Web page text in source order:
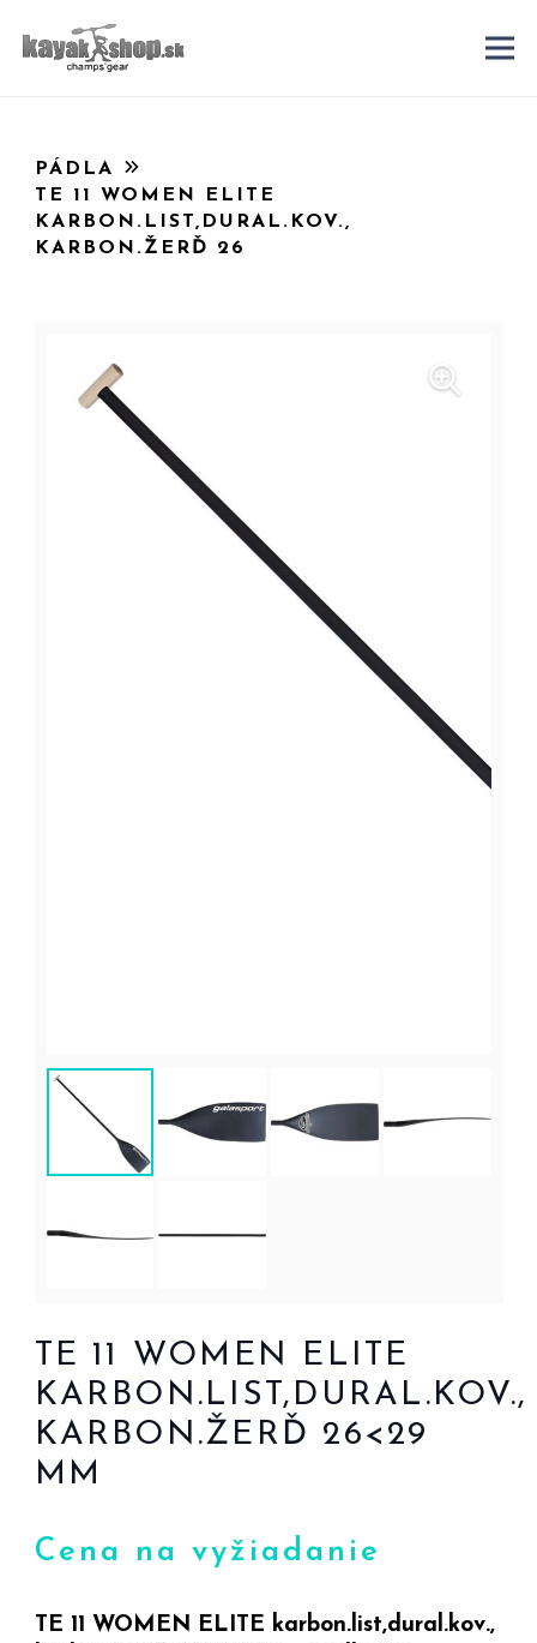
PÁDLA
TE 11 WOMEN ELITE
KARBON.LIST,DURAL.KOV.,
KARBON.ŽERĎ 26
TE 11 WOMEN ELITE
KARBON.LIST,DURAL.KOV.,
KARBON.ŽERĎ 26<29
MM
Cena na vyžiadanie
TE 11 WOMEN ELITE karbon.list,dural.kov.,